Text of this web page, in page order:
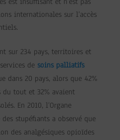
internationales sur l’accès
sur 234 pays, territoires et
de soins palliatifs
dans 20 pays, alors que 42%
du tout et 32% avaient
En 2010, l’Organe
stupéfiants a observé que
des analgésiques opioïdes